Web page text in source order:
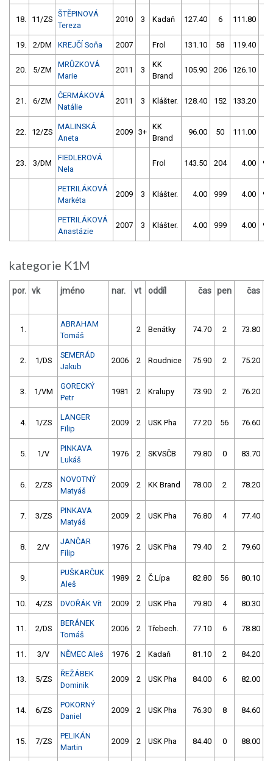
18. 11/ZS
ŠTĚPINOVÁ
Tereza
2010 3 Kadaň 127.40 6 111.80
19. 2/DM KREJČÍ Soňa 2007 Frol 131.10 58 119.40
20. 5/ZM
MRŮZKOVÁ
Marie
2011 3
KK
Brand
105.90 206 126.10
21. 6/ZM
ČERMÁKOVÁ
Natálie
2011 3 Klášter. 128.40 152 133.20
22. 12/ZS
MALINSKÁ
Aneta
2009 3+
KK
Brand
96.00 50 111.00
23. 3/DM
FIEDLEROVÁ
Nela
Frol 143.50 204 4.00
PETRILÁKOVÁ
Markéta
2009 3 Klášter. 4.00 999 4.00
PETRILÁKOVÁ
Anastázie
2007 3 Klášter. 4.00 999 4.00
kategorie K1M
por. vk jméno nar. vt oddíl čas pen čas
1.
ABRAHAM
Tomáš
2 Benátky 74.70 2 73.80
2. 1/DS
SEMERÁD
Jakub
2006 2 Roudnice 75.90 2 75.20
3. 1/VM
GORECKÝ
Petr
1981 2 Kralupy 73.90 2 76.20
4. 1/ZS
LANGER
Filip
2009 2 USK Pha 77.20 56 76.60
5. 1/V
PINKAVA
Lukáš
1976 2 SKVSČB 79.80 0 83.70
6. 2/ZS
NOVOTNÝ
Matyáš
2009 2 KK Brand 78.00 2 78.20
7. 3/ZS
PINKAVA
Matyáš
2009 2 USK Pha 76.80 4 77.40
8. 2/V
JANČAR
Filip
1976 2 USK Pha 79.40 2 79.60
9.
PUŠKARČUK
Aleš
1989 2 Č.Lípa 82.80 56 80.10
10. 4/ZS DVOŘÁK Vít 2009 2 USK Pha 79.80 4 80.30
11. 2/DS
BERÁNEK
Tomáš
2006 2 Třebech. 77.10 6 78.80
11. 3/V NĚMEC Aleš 1976 2 Kadaň 81.10 2 84.20
13. 5/ZS
ŘEŽÁBEK
Dominik
2009 2 USK Pha 84.00 6 82.00
14. 6/ZS
POKORNÝ
Daniel
2009 2 USK Pha 76.30 8 84.60
15. 7/ZS
PELIKÁN
Martin
2009 2 USK Pha 84.40 0 88.00